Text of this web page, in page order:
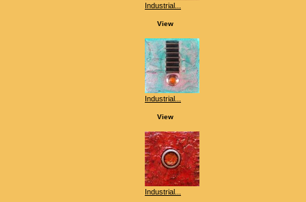
Industrial...
View
Industrial...
View
Industrial...